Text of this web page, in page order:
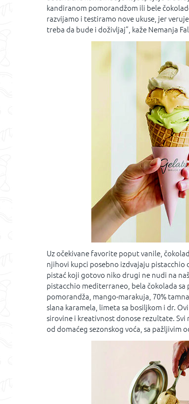
kandiranom pomorandžom ili bele
razvijamo i testiramo nove ukuse, jer
treba da bude i doživljaj”, kaže Nemanja
Uz očekivane favorite poput vanile,
njihovi kupci posebno izdvajaju
pistać koji gotovo niko drugi ne nudi na
pistacchio mediterraneo, bela čokolada
pomorandža, mango-marakuja, 70%
slana karamela, limeta sa bosiljkom i dr.
sirovine i kreativnost donose rezultate. Svi
od domaćeg sezonskog voća, sa pažljivim